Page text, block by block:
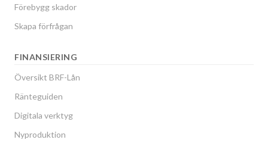
Förebygg skador
Skapa förfrågan
FINANSIERING
Översikt BRF-Lån
Ränteguiden
Digitala verktyg
Nyproduktion